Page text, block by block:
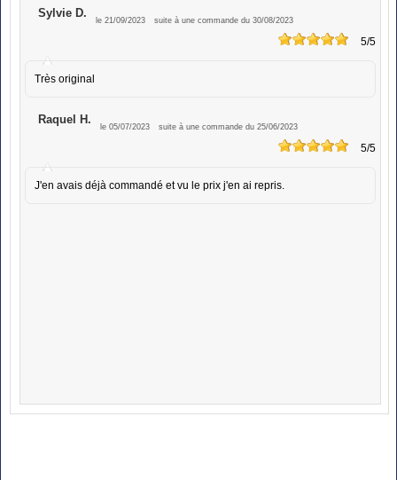
Sylvie D.
le 21/09/2023 suite à une commande du 30/08/2023
5/5
Très original
Raquel H.
le 05/07/2023 suite à une commande du 25/06/2023
5/5
J'en avais déjà commandé et vu le prix j'en ai repris.